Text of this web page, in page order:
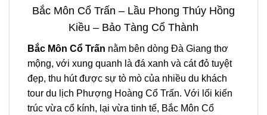
Bắc Môn Cổ Trấn – Lầu Phong Thúy Hồng
Kiều – Bảo Tàng Cổ Thành
Bắc Môn Cổ Trấn nằm bên dòng Đà Giang thơ
mộng, với xung quanh là đá xanh và cát đỏ tuyệt
đẹp, thu hút được sự tò mò của nhiều du khách
tour du lịch Phượng Hoàng Cổ Trấn. Với lối kiến
trúc vừa cổ kính, lại vừa tinh tế, Bắc Môn Cổ